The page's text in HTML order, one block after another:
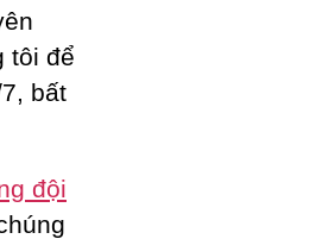
tôi để
bất
đội